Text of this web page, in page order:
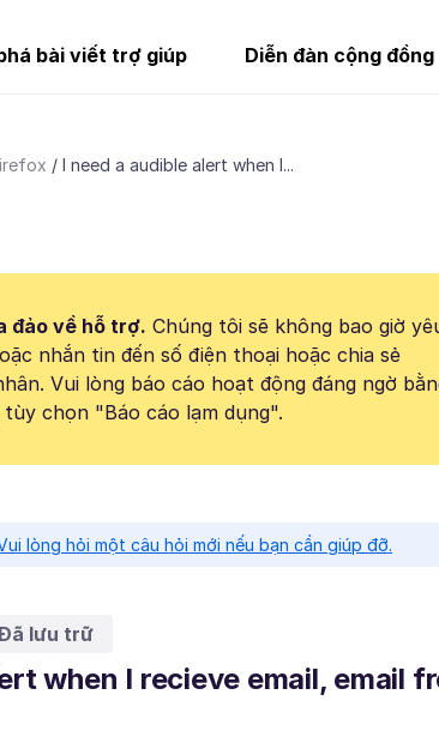
bài viết trợ giúp Diễn đàn cộng đồng
I need a audible alert when I...
đảo về hỗ trợ. Chúng tôi sẽ không bao giờ
nhắn tin đến số điện thoại hoặc chia sẻ
Vui lòng báo cáo hoạt động đáng ngờ
chọn "Báo cáo lạm dụng".
lòng hỏi một câu hỏi mới nếu bạn cần giúp đỡ.
lưu trữ
when I recieve email, email